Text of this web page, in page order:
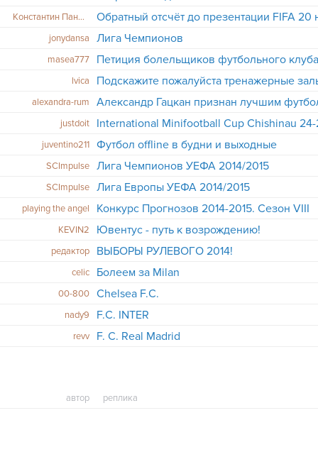
Константин Панфилов Обратный отсчёт до презентации FIFA 20
jonydansa Лига Чемпионов
masea777 Петиция болельщиков футбольного
lvica Подскажите пожалуйста тренажерные
alexandra-rum Александр Гацкан признан лучшим
justdoit International Minifootball Cup Chishinau
juventino211 Футбол offline в будни и выходные
SCImpulse Лига Чемпионов УЕФА 2014/2015
SCImpulse Лига Европы УЕФА 2014/2015
playing the angel Конкурс Прогнозов 2014-2015. Сезон VIII
KEVIN2 Ювентус - путь к возрождению!
редактор ВЫБОРЫ РУЛЕВОГО 2014!
celic Болеем за Milan
00-800 Chelsea F.C.
nady9 F.C. INTER
revv F. C. Real Madrid
автор реплика